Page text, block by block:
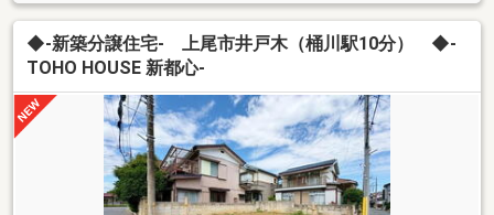
◆-新築分譲住宅- 上尾市井戸木（桶川駅10分） ◆-
TOHO HOUSE 新都心-